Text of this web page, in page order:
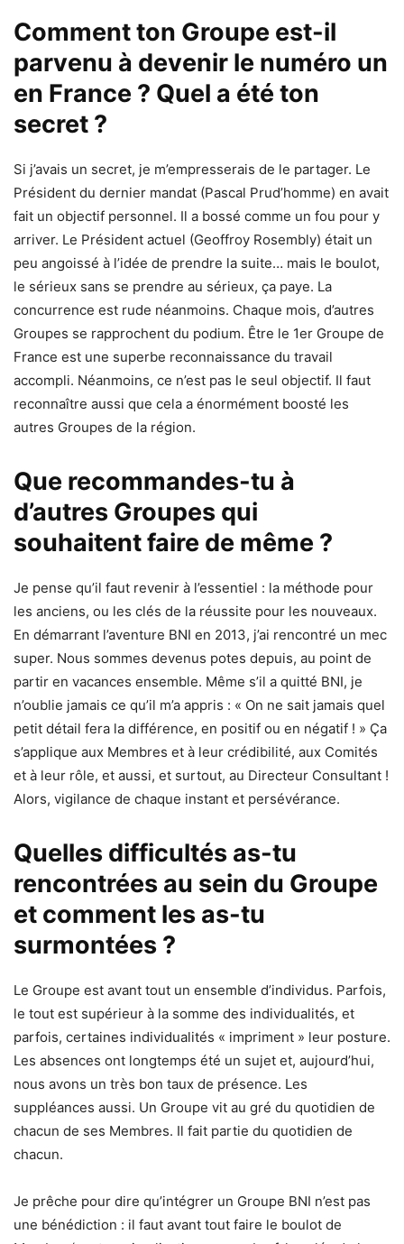
Comment ton Groupe est-il
parvenu à devenir le numéro un
en France ? Quel a été ton
secret ?
Si j’avais un secret, je m’empresserais de le partager. Le
Président du dernier mandat (Pascal Prud’homme) en avait
fait un objectif personnel. Il a bossé comme un fou pour y
arriver. Le Président actuel (Geoffroy Rosembly) était un
peu angoissé à l’idée de prendre la suite… mais le boulot,
le sérieux sans se prendre au sérieux, ça paye. La
concurrence est rude néanmoins. Chaque mois, d’autres
Groupes se rapprochent du podium. Être le 1er Groupe de
France est une superbe reconnaissance du travail
accompli. Néanmoins, ce n’est pas le seul objectif. Il faut
reconnaître aussi que cela a énormément boosté les
autres Groupes de la région.
Que recommandes-tu à
d’autres Groupes qui
souhaitent faire de même ?
Je pense qu’il faut revenir à l’essentiel : la méthode pour
les anciens, ou les clés de la réussite pour les nouveaux.
En démarrant l’aventure BNI en 2013, j’ai rencontré un mec
super. Nous sommes devenus potes depuis, au point de
partir en vacances ensemble. Même s’il a quitté BNI, je
n’oublie jamais ce qu’il m’a appris : « On ne sait jamais quel
petit détail fera la différence, en positif ou en négatif ! » Ça
s’applique aux Membres et à leur crédibilité, aux Comités
et à leur rôle, et aussi, et surtout, au Directeur Consultant !
Alors, vigilance de chaque instant et persévérance.
Quelles difficultés as-tu
rencontrées au sein du Groupe
et comment les as-tu
surmontées ?
Le Groupe est avant tout un ensemble d’individus. Parfois,
le tout est supérieur à la somme des individualités, et
parfois, certaines individualités « impriment » leur posture.
Les absences ont longtemps été un sujet et, aujourd’hui,
nous avons un très bon taux de présence. Les
suppléances aussi. Un Groupe vit au gré du quotidien de
chacun de ses Membres. Il fait partie du quotidien de
chacun.
Je prêche pour dire qu’intégrer un Groupe BNI n’est pas
une bénédiction : il faut avant tout faire le boulot de